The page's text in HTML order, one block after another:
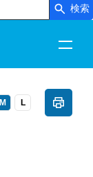
検索
M L